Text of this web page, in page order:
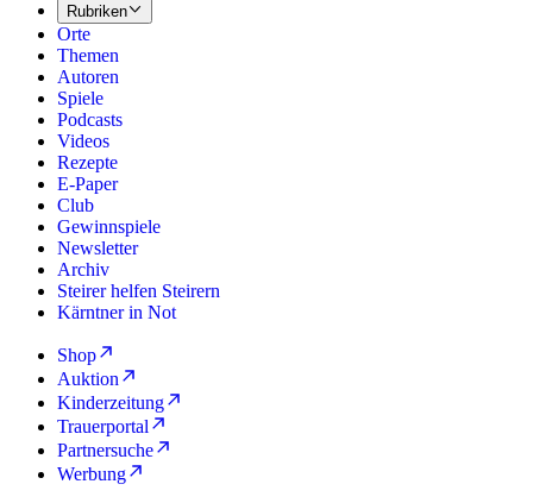
Rubriken
Orte
Themen
Autoren
Spiele
Podcasts
Videos
Rezepte
E-Paper
Club
Gewinnspiele
Newsletter
Archiv
Steirer helfen Steirern
Kärntner in Not
Shop
Auktion
Kinderzeitung
Trauerportal
Partnersuche
Werbung